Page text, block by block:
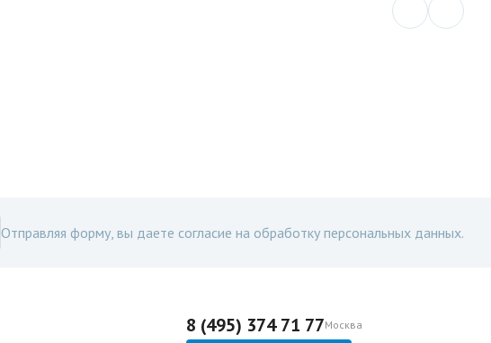
Отправляя форму, вы даете согласие на обработку персональных данных.
8 (495) 374 71 77Москва